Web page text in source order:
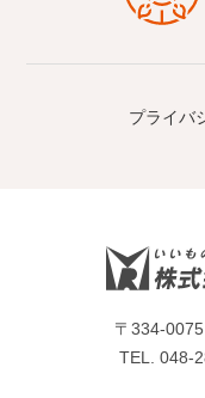
プライバ
〒334-
TEL. 048-